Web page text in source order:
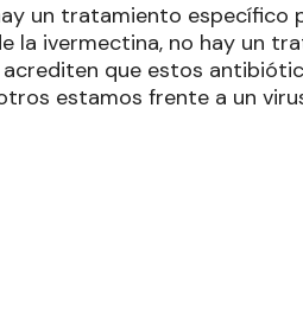
un tratamiento específico
la ivermectina, no hay un
que estos
estamos frente a un